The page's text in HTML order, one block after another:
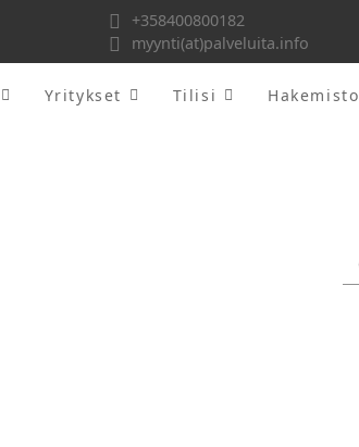
+358400800182
myynti(at)palveluita.info
Yritykset Tilisi Hakemisto